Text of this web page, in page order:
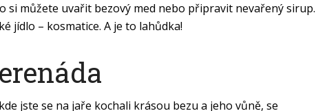
si můžete uvařit bezový med nebo připravit nevařený sirup.
jídlo – kosmatice. A je to lahůdka!
jste se na jaře kochali krásou bezu a jeho vůně, se